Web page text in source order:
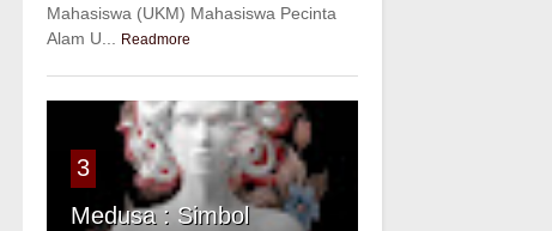
Mahasiswa (UKM) Mahasiswa Pecinta
Alam U...
Readmore
3
Medusa : Simbol